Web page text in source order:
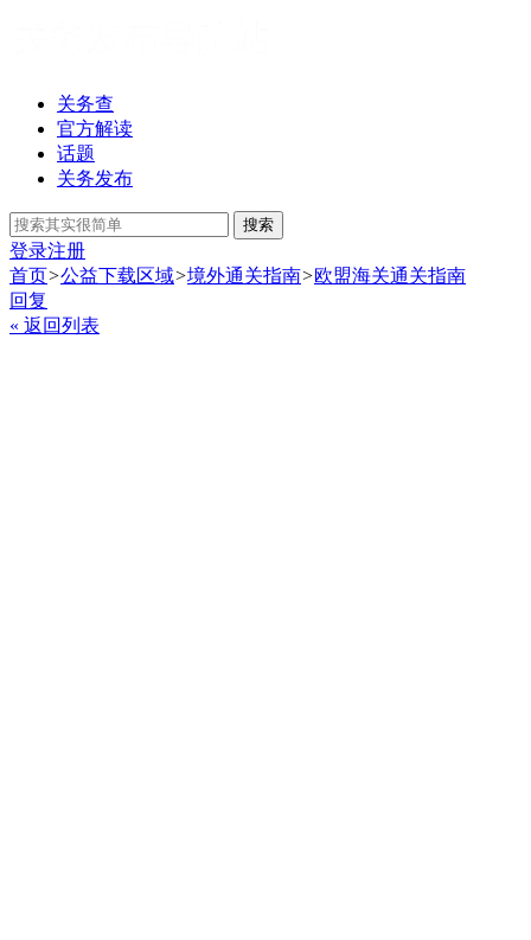
关务查
官方解读
话题
关务发布
搜索
登录注册
首页>公益下载区域>境外通关指南>欧盟海关通关指南
回复
« 返回列表